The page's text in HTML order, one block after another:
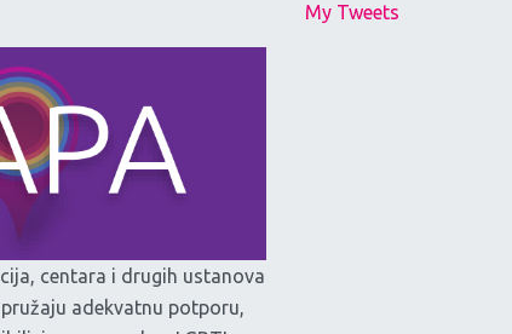
centara i drugih ustanova
adekvatnu potporu,
My Tweets